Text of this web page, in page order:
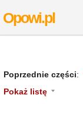
Opowi.pl
Poprzednie części:
Pokaż listę